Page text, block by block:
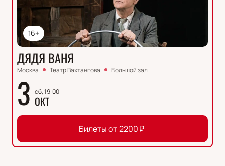
16+
ДЯДЯ ВАНЯ
Москва Театр Вахтангова Большой зал
3 сб, 19:00
ОКТ
Билеты от2200₽